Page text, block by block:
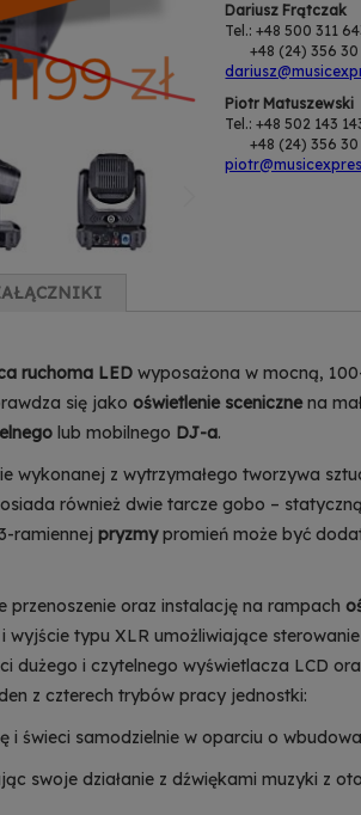
Dariusz Frątczak
Tel.: +48 500 311
+48 (24) 356 30
Piotr Matuszewski
Tel.: +48 502 143
+48 (24) 356 30
ruchoma LED wyposażona w mocną,
się jako oświetlenie scenicznena
lub mobilnego DJ-a.
wykonanej z wytrzymałego tworzywa
również dwie tarcze gobo –
ramiennej pryzmypromień może być
oraz instalację na rampach
typu XLR umożliwiające
i czytelnego wyświetlacza LCD
z czterech trybów pracy jednostki:
i świeci samodzielnie w oparciu o
swoje działanie z dźwiękami muzyki z